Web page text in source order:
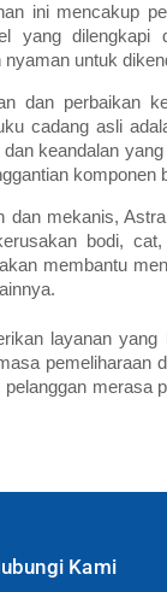
ini mencakup
yang
untuk
dan perbaikan
cadang asli
keandalan
komponen
dan mekanis,
bodi,
membantu
layanan
pemeliharaan
merasa
Kami